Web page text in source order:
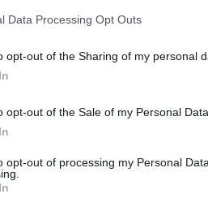
Data Processing Opt Outs
opt-out of the Sharing of my personal
opt-out of the Sale of my Personal Data.
opt-out of processing my Personal
Jürjendal ellen a Glory 89-en,
kapott ki pontozással,
tavaly novemberben
viszont azt láttuk, mintha